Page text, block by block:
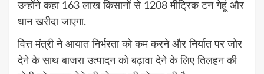
उन्होंने कहा 163 लाख किसानों से 1208 मीट्रिक टन गेहूं और
धान खरीदा जाएगा.
वित्त मंत्री ने आयात निर्भरता को कम करने और निर्यात पर जोर
देने के साथ बाजरा उत्पादन को बढ़ावा देने के लिए तिलहन की